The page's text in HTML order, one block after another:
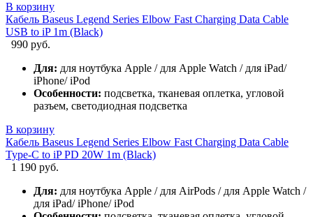
В корзину
Кабель Baseus Legend Series Elbow Fast Charging Data Cable
USB to iP 1m (Black)
990 руб.
Для: для ноутбука Apple / для Apple Watch / для iPad/
iPhone/ iPod
Особенности: подсветка, тканевая оплетка, угловой
разъем, светодиодная подсветка
В корзину
Кабель Baseus Legend Series Elbow Fast Charging Data Cable
Type-C to iP PD 20W 1m (Black)
1 190 руб.
Для: для ноутбука Apple / для AirPods / для Apple Watch /
для iPad/ iPhone/ iPod